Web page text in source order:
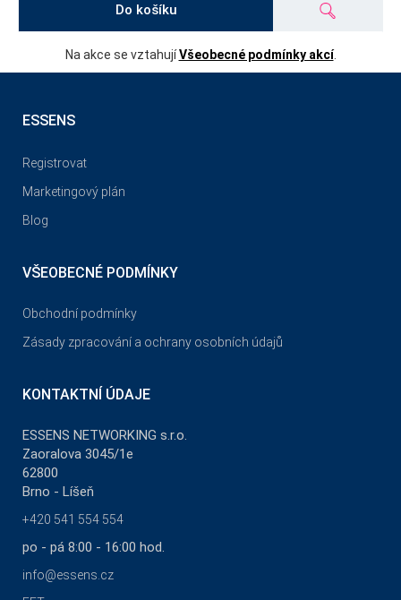
Do košíku
Na akce se vztahujíVšeobecné podmínky akcí.
ESSENS
Registrovat
Marketingový plán
Blog
VŠEOBECNÉ PODMÍNKY
Obchodní podmínky
Zásady zpracování a ochrany osobních údajů
KONTAKTNÍ ÚDAJE
ESSENS NETWORKING s.r.o.
Zaoralova 3045/1e
62800
Brno - Líšeň
+420 541 554 554
po - pá 8:00 - 16:00 hod.
info@essens.cz